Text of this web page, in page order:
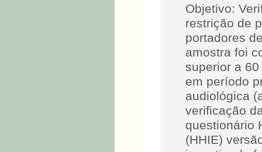
Objetivo:
restrição de
portadores
amostra foi
superior a
em período
audiológica
verificação
questionário
(HHIE)